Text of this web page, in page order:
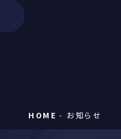
HOME お知らせ